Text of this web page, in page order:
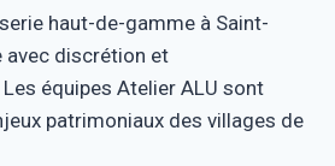
haut-de-gamme à Saint-
avec discrétion et
équipes Atelier ALU sont
patrimoniaux des villages de